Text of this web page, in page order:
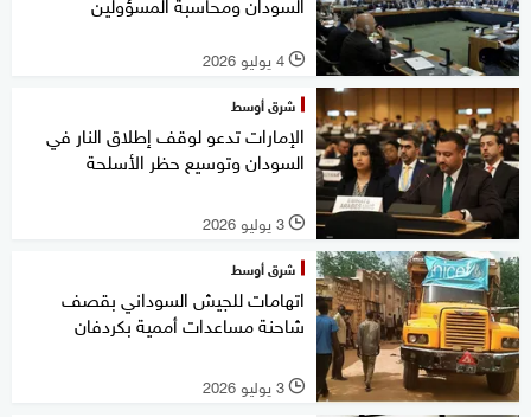
l 4 يوليو 2026
شرق أوسط
الإمارات تدعو لوقف إطلاق النار في
السودان وتوسيع حظر الأسلحة
l 3 يوليو 2026
شرق أوسط
اتهامات للجيش السوداني بقصف
شاحنة مساعدات أممية بكردفان
l 3 يوليو 2026